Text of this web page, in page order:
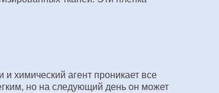
химический агент проникает все
но на следующий день он может